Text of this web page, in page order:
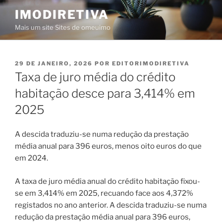
Saltar
conteúdo
IMODIRETIVA
Mais um site Sites de omeuimo
PUBLICADO
EM
29 DE JANEIRO, 2026 POR EDITORIMODIRETIVA
Taxa de juro média do crédito
habitação desce para 3,414% em
2025
A descida traduziu-se numa redução da prestação
média anual para 396 euros, menos oito euros do que
em 2024.
A taxa de juro média anual do crédito habitação fixou-
se em 3,414% em 2025, recuando face aos 4,372%
registados no ano anterior. A descida traduziu-se numa
redução da prestação média anual para 396 euros,